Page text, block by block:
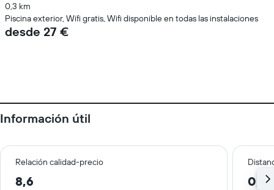
0,3 km
Piscina exterior, Wifi gratis, Wifi disponible en todas las instalaciones
desde 27 €
Información útil
Relación calidad-precio
8,6 0,6